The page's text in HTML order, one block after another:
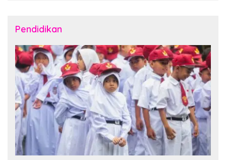
Pendidikan